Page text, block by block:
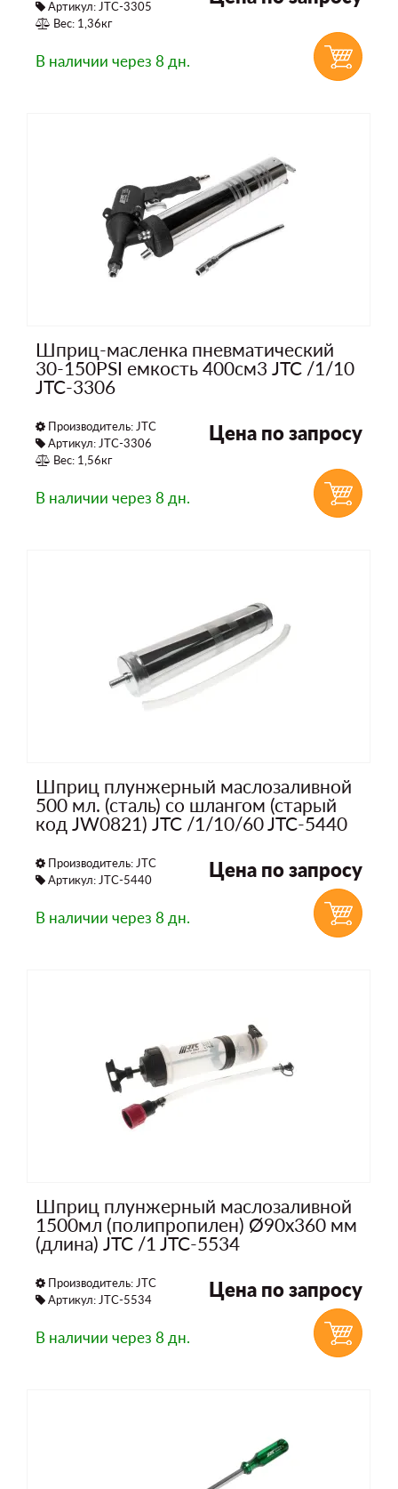
Артикул: JTC-3305
Вес: 1,36кг
В наличии через 8 дн.
Шприц-масленка пневматический
30-150PSI емкость 400см3 JTC /1/10
JTC-3306
Производитель: JTC
Артикул: JTC-3306
Вес: 1,56кг
Цена по запросу
В наличии через 8 дн.
Шприц плунжерный маслозаливной
500 мл. (сталь) со шлангом (старый
код JW0821) JTC /1/10/60 JTC-5440
Производитель: JTC
Артикул: JTC-5440
Цена по запросу
В наличии через 8 дн.
Шприц плунжерный маслозаливной
1500мл (полипропилен) Ø90х360 мм
(длина) JTC /1 JTC-5534
Производитель: JTC
Артикул: JTC-5534
Цена по запросу
В наличии через 8 дн.